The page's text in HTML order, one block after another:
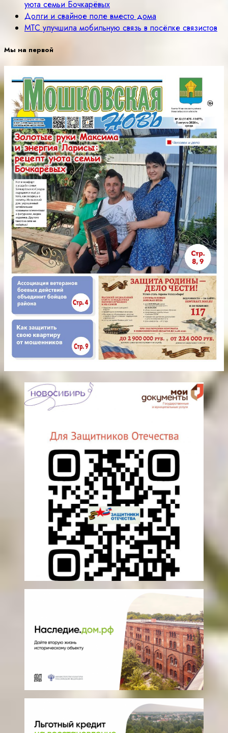
уюта семьи Бочкарёвых
Долги и свайное поле вместо дома
МТС улучшила мобильную связь в посёлке связистов
Мы на первой